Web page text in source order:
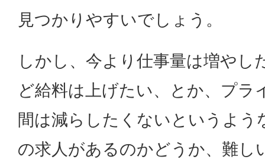
見つかりやすいでしょう。
しかし、今より仕事量は増やし
ど給料は上げたい、とか、プラ
間は減らしたくないというよう
の求人があるのかどうか、難し